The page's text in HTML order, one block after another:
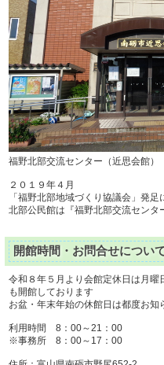
福野北部交流センター（近思会館）
２０１９年４月
「福野北部地域づくり協議会」発
北部公民館は『福野北部交流センタ
開館時間・お問合せについ
令和８年５月より会館定休日は月曜
も開館しております
お盆・年末年始の休館日は都度お知
利用時間 8：00～21：00
※事務所 8：00～17：00